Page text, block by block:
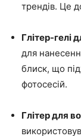
трендів. Це
Глітер-гелі
для
блиск, що
фотосесій.
Глітер для